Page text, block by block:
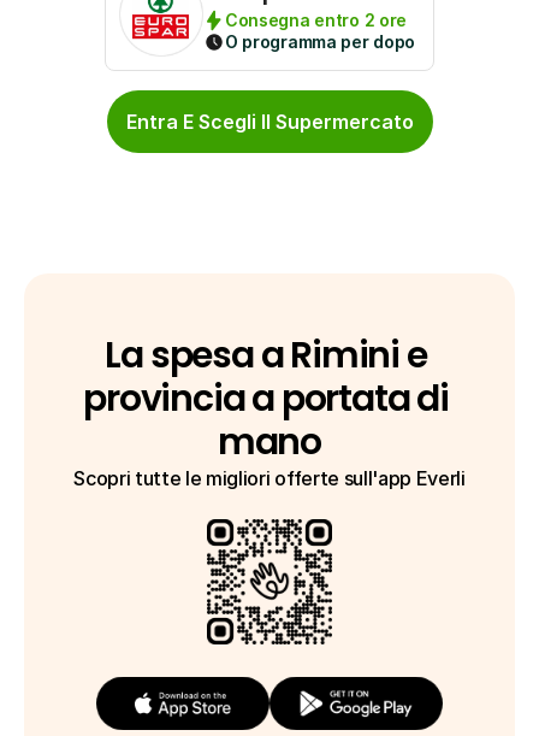
Consegna entro 2 ore
O programma per dopo
Entra E Scegli Il Supermercato
La spesa a Rimini e
provincia a portata di
mano
Scopri tutte le migliori offerte sull'app Everli